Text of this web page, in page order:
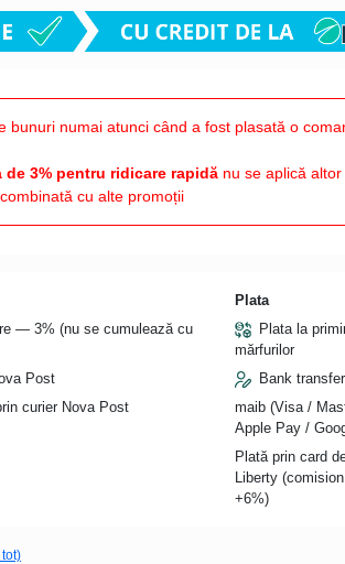
bunuri numai atunci când a fost plasată o
de 3% pentru ridicare rapidănu se aplică altor
cu alte promoții
— 3% (nu se cumulează cu
Post
curier Nova Post
Plata
Plata la
mărfurilor
Bank transfer
maib (Visa /
Apple Pay /
Plată prin card
Liberty
+6%)